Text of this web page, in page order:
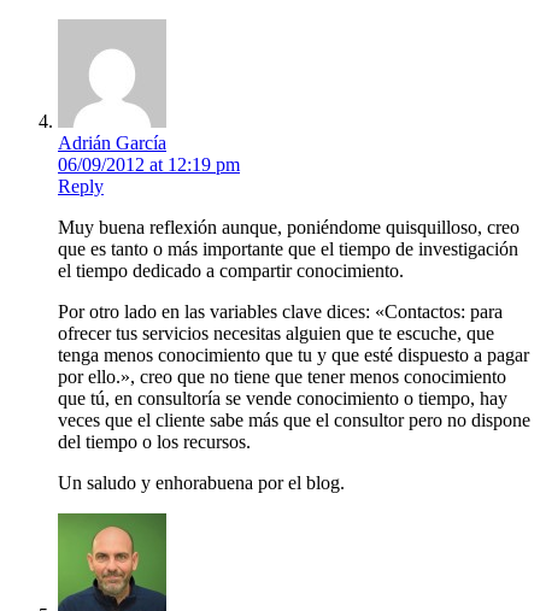
Adrián García
06/09/2012 at 12:19 pm
Reply
Muy buena reflexión aunque, poniéndome quisquilloso, creo
que es tanto o más importante que el tiempo de investigación
el tiempo dedicado a compartir conocimiento.
Por otro lado en las variables clave dices: «Contactos: para
ofrecer tus servicios necesitas alguien que te escuche, que
tenga menos conocimiento que tu y que esté dispuesto a pagar
por ello.», creo que no tiene que tener menos conocimiento
que tú, en consultoría se vende conocimiento o tiempo, hay
veces que el cliente sabe más que el consultor pero no dispone
del tiempo o los recursos.
Un saludo y enhorabuena por el blog.